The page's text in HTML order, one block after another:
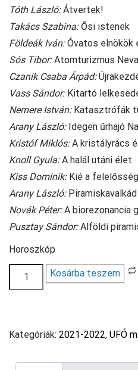
Tóth László:Átvertek!
Takács Szabina:Ősi istenek
Földeák Iván:Óvatos elnökök
Sós Tibor:Atomturizmus
Czanik Csaba Árpád:
Vass Sándor:Kitartó
Nemere István:Katasztrófák
Arany László:Idegen űrhajó
Kristóf Miklós:A kristályrács
Knoll Gyula:A halál utáni élet
Kiss Dominik:Kié a
Arany László:Piramiskavalkád
Novák Péter:A biorezonancia
Pusztay Sándor:Alföldi
Horoszkóp
Ufó
magazin
Kosárba teszem
Kategóriák: 2021-2022, UFÓ